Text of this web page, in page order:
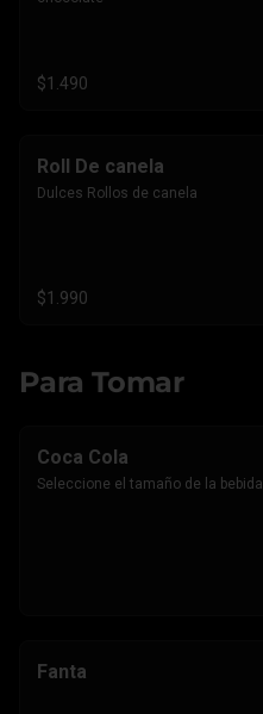
$1.490
Roll De canela
Dulces Rollos de canela
$1.990
Para Tomar
Coca Cola
Seleccione el tamaño de la bebida
Fanta